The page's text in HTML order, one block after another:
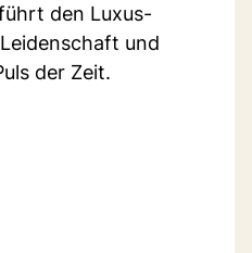
den Luxus-
und
der Zeit.